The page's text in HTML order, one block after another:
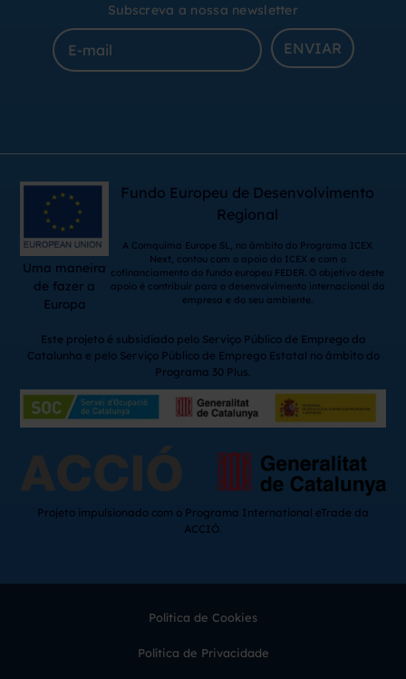
Subscreva a nossa newsletter
ENVIAR
Uma maneira
de fazer a
Europa
Fundo Europeu de Desenvolvimento
Regional
A Comquima Europe SL, no âmbito do Programa ICEX
Next, contou com o apoio do ICEX e com o
cofinanciamento do fundo europeu FEDER. O objetivo deste
apoio é contribuir para o desenvolvimento internacional da
empresa e do seu ambiente.
Este projeto é subsidiado pelo Serviço Público de Emprego da
Catalunha e pelo Serviço Público de Emprego Estatal no âmbito do
Programa 30 Plus.
Projeto impulsionado com o Programa International eTrade da
ACCIÓ.
Política de Cookies
Política de Privacidade